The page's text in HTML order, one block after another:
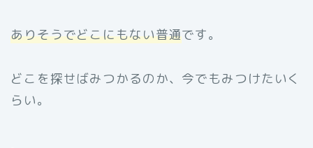
ありそうでどこにもない普通です。
どこを探せばみつかるのか、今でもみつけたいく
らい。